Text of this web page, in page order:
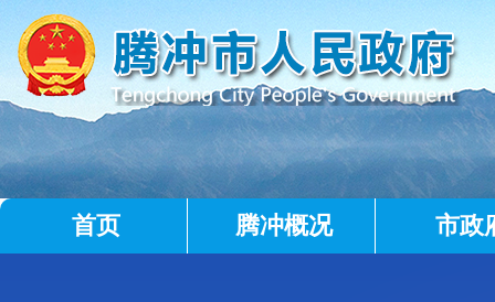
首页 腾冲概况 市政